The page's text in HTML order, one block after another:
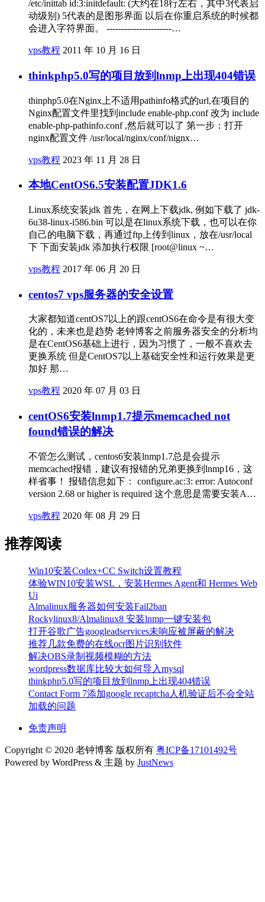
/etc/inittab id:3:initdefault: (大约在18行左右，其中3代表启
动级别) 5代表的是图形界面 以后在你重启系统的时候都
会进入字符界面。 ----------------------…
vps教程 2011 年 10 月 16 日
thinkphp5.0写的项目放到lnmp上出现404错误
thinphp5.0在Nginx上不适用pathinfo格式的url,在项目的
Nginx配置文件里找到include enable-php.conf 改为 include
enable-php-pathinfo.conf ,然后就可以了 第一步：打开
nginx配置文件 /usr/local/nginx/conf/nignx…
vps教程 2023 年 11 月 28 日
本地CentOS6.5安装配置JDK1.6
Linux系统安装jdk 首先，在网上下载jdk, 例如下载了 jdk-
6u38-linux-i586.bin 可以是在linux系统下载，也可以在你
自己的电脑下载，再通过ftp上传到linux，放在/usr/local
下 下面安装jdk 添加执行权限 [root@linux ~…
vps教程 2017 年 06 月 20 日
centos7 vps服务器的安全设置
大家都知道centOS7以上的跟centOS6在命令是有很大变
化的，未来也是趋势 老钟博客之前服务器安全的分析均
是在CentOS6基础上进行，因为习惯了，一般不喜欢去
更换系统 但是CentOS7以上基础安全性和运行效果是更
加好 那…
vps教程 2020 年 07 月 03 日
centOS6安装lnmp1.7提示memcached not
found错误的解决
不管怎么测试，centos6安装lnmp1.7总是会提示
memcached报错，建议有报错的兄弟更换到lnmp16，这
样省事！ 报错信息如下： configure.ac:3: error: Autoconf
version 2.68 or higher is required 这个意思是需要安装A…
vps教程 2020 年 08 月 29 日
推荐阅读
Win10安装Codex+CC Switch设置教程
体验WIN10安装WSL，安装Hermes Agent和 Hermes Web
Ui
Almalinux服务器如何安装Fail2ban
Rockylinux8/Almalinux8 安装lnmp一键安装包
打开谷歌广告googleadservices未响应被屏蔽的解决
推荐几款免费的在线ocr图片识别软件
解决OBS录制视频模糊的方法
wordpress数据库比较大如何导入mysql
thinkphp5.0写的项目放到lnmp上出现404错误
Contact Form 7添加google recaptcha人机验证后不会全站
加载的问题
免责声明
Copyright © 2020 老钟博客 版权所有 粤ICP备17101492号
Powered by WordPress & 主题 by JustNews